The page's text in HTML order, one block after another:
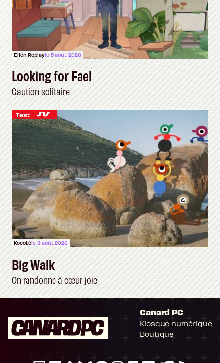
Ellen Replayle 5 août 2026
Looking for Fael
Caution solitaire
Test
Kocobéle 3 août 2026
Big Walk
On randonne à cœur joie
Canard PC
Kiosque numérique
Boutique